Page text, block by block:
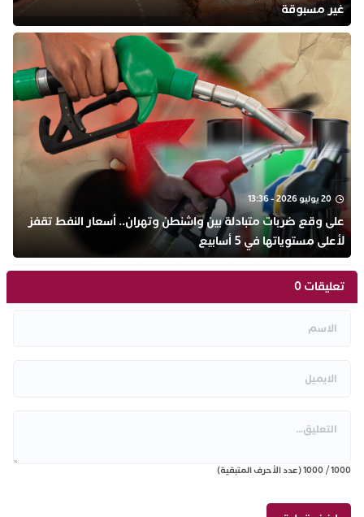
غير مسبوقة
20 يوليو 2026 - 13:36
على وقع ضربات متبادلة بين واشنطن وتهران.. أسعار النفط تقفز
لأعلى مستوياتها في 5 أسابيع
تعليقات 0
1000
/
1000(عدد الأحرف المتبقية)